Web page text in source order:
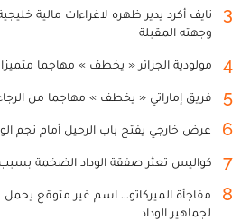
3
نايف أكرد يدير ظهره لاغراءات مالية
وجهته المقبلة
4 مولودية الجزائر « يخطف » مهاجما
5 فريق إماراتي « يخطف » مهاجما من
6 عرض خارجي يفتح باب الرحيل أمام نجم
7 كواليس تعثر صفقة الوداد الضخمة
8
مفاجأة الميركاتو... اسم غير متوقع يحمل
لجماهير الوداد